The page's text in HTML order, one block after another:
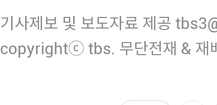
기사제보 및 보도자료 제공
copyrightⓒ tbs. 무단전재 & 재